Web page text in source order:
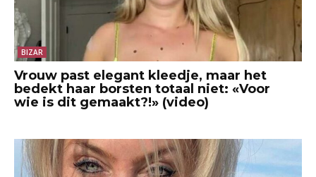
BIZAR
Vrouw past elegant kleedje, maar het
bedekt haar borsten totaal niet: «Voor
wie is dit gemaakt?!» (video)